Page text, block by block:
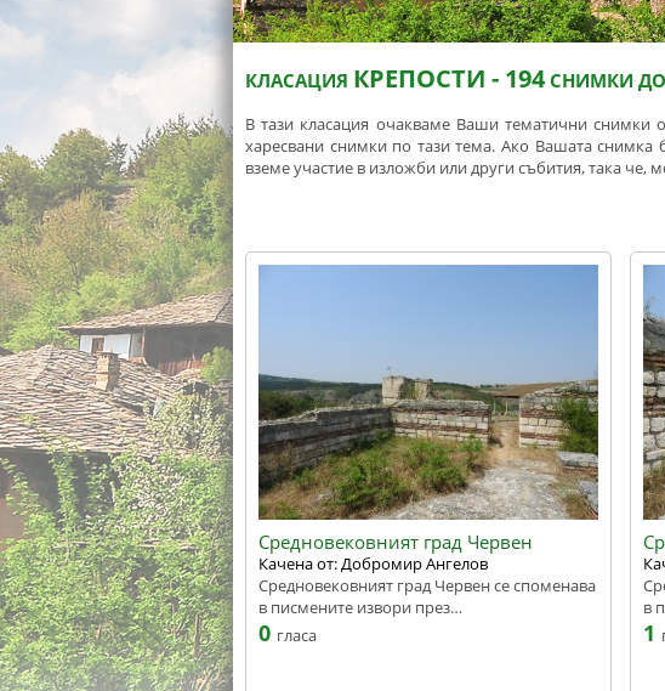
КЛАСАЦИЯ КРЕПОСТИ - 194СНИМКИ ДО
В тази класация очакваме Ваши тематични снимки
харесвани снимки по тази тема. Ако Вашата снимка
вземе участие в изложби или други събития, така
Средновековният град Червен
Качена от: Добромир Ангелов
Средновековният град Червен се споменава
в писмените извори през…
0 гласа
в
1